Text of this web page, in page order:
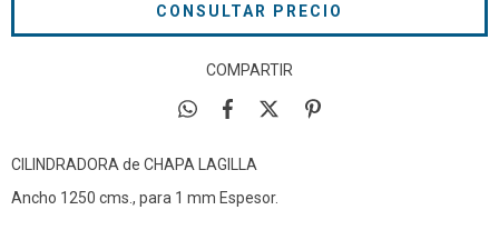
COMPARTIR
CILINDRADORA de CHAPA LAGILLA
Ancho 1250 cms., para 1 mm Espesor.